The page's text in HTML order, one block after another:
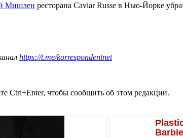
Мишлен ресторана Caviar Russe в Нью-Йорке
https://t.me/korrespondentnet
Ctrl+Enter, чтобы сообщить об этом редакции.